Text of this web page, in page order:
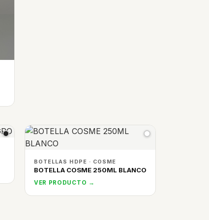
BOTELLAS HDPE · COSME
BOTELLA COSME 250ML BLANCO
VER PRODUCTO →